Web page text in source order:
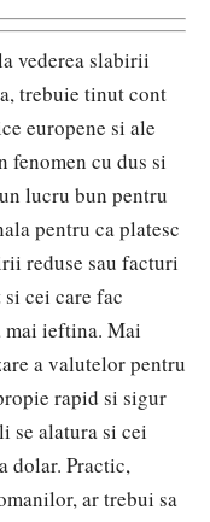
vederea slabirii
trebuie tinut cont
europene si ale
cu dus si
lucru bun pentru
pentru ca platesc
reduse sau facturi
cei care fac
mai ieftina. Mai
a valutelor pentru
rapid si sigur
se alatura si cei
dolar. Practic,
ar trebui sa